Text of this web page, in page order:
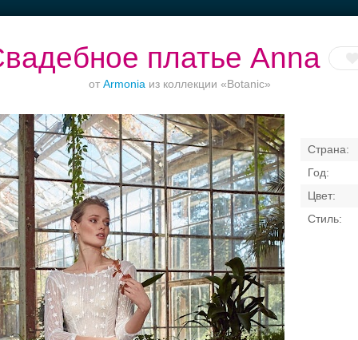
платье Anna
от Armonia из коллекции «Botanic»
Банкет в отеле
Ваш безупречный
образ
Торжества за
городом
Свадебные платья Банкет Транспорт